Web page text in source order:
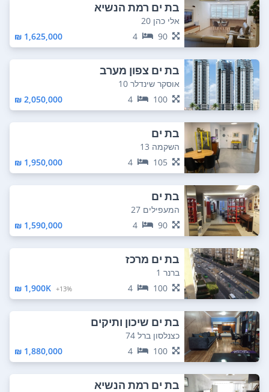
בת ים רמת הנשיא
אלי כהן 20
90
4
1,625,000 ₪
בת ים צפון מערב
אוסקר שינדלר 10
100
4
2,050,000 ₪
בת ים
השקמה 13
105
4
1,950,000 ₪
בת ים
המעפילים 27
90
4
1,590,000 ₪
בת ים מרכז
ברנר 1
100
4
13%+
1,900K ₪
בת ים שיכון ותיקים
כצנלסון ברל 74
100
4
1,880,000 ₪
בת ים רמת הנשיא